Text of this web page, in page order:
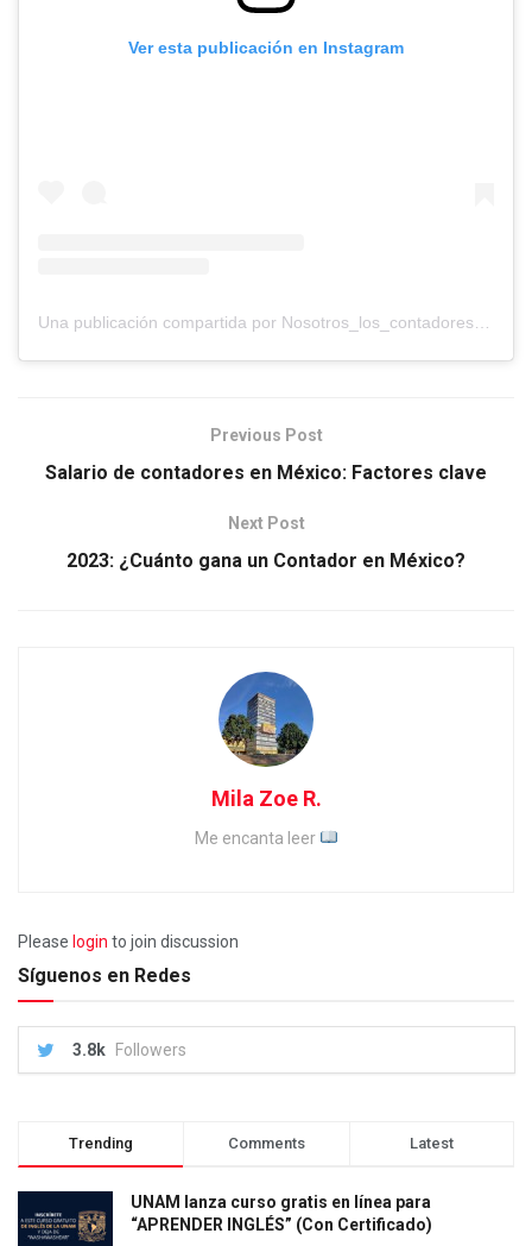
Ver esta publicación en Instagram
Previous Post
Salario de contadores en México: Factores clave
Next Post
2023: ¿Cuánto gana un Contador en México?
Mila Zoe R.
Me encanta leer
Please login to join discussion
Síguenos en Redes
3.8k Followers
Trending Comments Latest
UNAM lanza curso gratis en línea para
“APRENDER INGLÉS” (Con Certificado)